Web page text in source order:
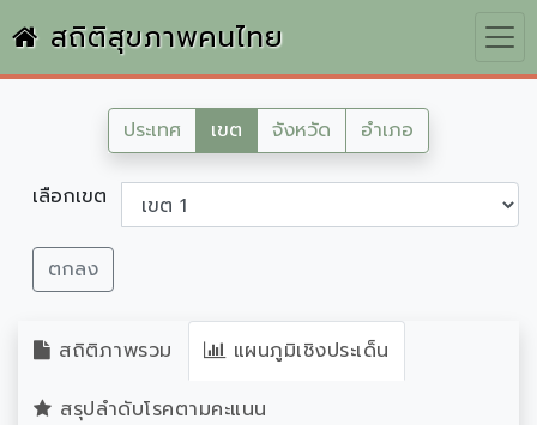
สถิติสุขภาพคนไทย
ประเทศ เขต จังหวัด อำเภอ
เลือกเขต
ตกลง
สถิติภาพรวม แผนภูมิเชิงประเด็น
สรุปลำดับโรคตามคะแนน